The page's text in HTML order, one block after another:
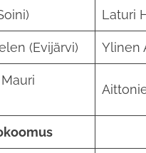
Laturi
(Evijärvi) Ylinen